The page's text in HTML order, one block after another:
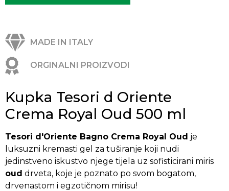
MADE IN ITALY
ORGINALNI PROIZVODI
Kupka Tesori d Oriente
Crema Royal Oud 500 ml
Tesori d'Oriente Bagno Crema Royal Oud je
luksuzni kremasti gel za tuširanje koji nudi
jedinstveno iskustvo njege tijela uz sofisticirani miris
oud drveta, koje je poznato po svom bogatom,
drvenastom i egzotičnom mirisu!